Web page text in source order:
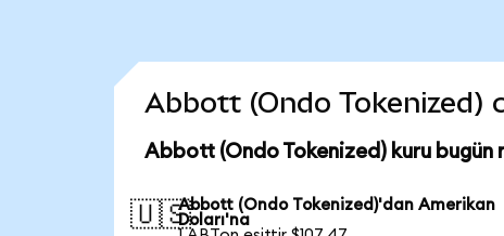
Abbott (Ondo Tokenized)
Abbott (Ondo Tokenized) kuru bugün
🇺🇸Abbott (Ondo Tokenized)'dan Amerikan
Doları'na